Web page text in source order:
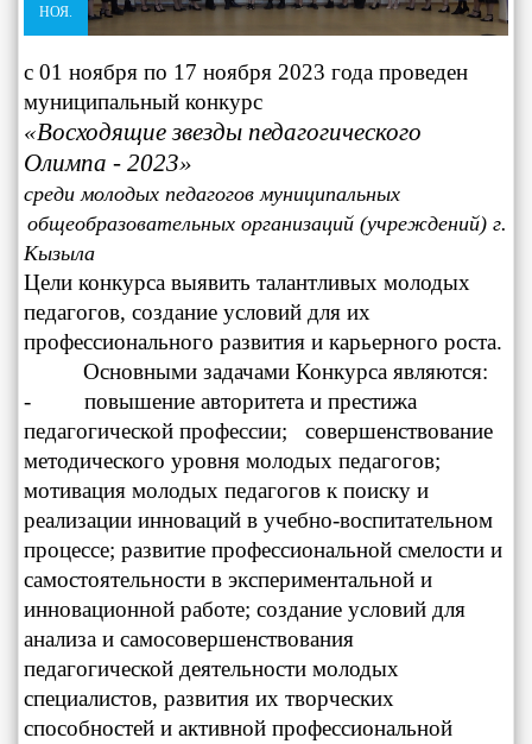
НОЯ.
с 01 ноября по 17 ноября 2023 года проведен
муниципальный конкурс
«Восходящие звезды педагогического
Олимпа - 2023»
среди молодых педагогов муниципальных
общеобразовательных организаций (учреждений) г.
Кызыла
Цели конкурса выявить талантливых молодых
педагогов, создание условий для их
профессионального развития и карьерного роста.
Основными задачами Конкурса являются:
- повышение авторитета и престижа
педагогической профессии; совершенствование
методического уровня молодых педагогов;
мотивация молодых педагогов к поиску и
реализации инноваций в учебно-воспитательном
процессе; развитие профессиональной смелости и
самостоятельности в экспериментальной и
инновационной работе; создание условий для
анализа и самосовершенствования
педагогической деятельности молодых
специалистов, развития их творческих
способностей и активной профессиональной